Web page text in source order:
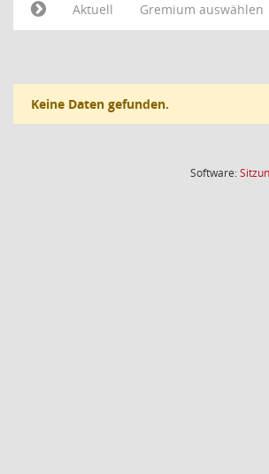
Aktuell
Gremium auswählen
Keine Daten gefunden.
Software: